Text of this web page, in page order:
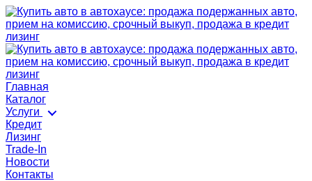
Главная
Каталог
Услуги
Кредит
Лизинг
Trade-In
Новости
Контакты